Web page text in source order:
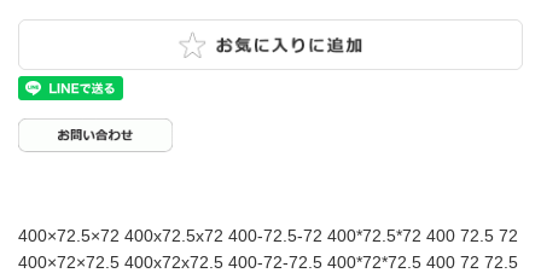
400×72.5×72 400x72.5x72 400-72.5-72 400*72.5*72 400 72.5 72
400×72×72.5 400x72x72.5 400-72-72.5 400*72*72.5 400 72 72.5